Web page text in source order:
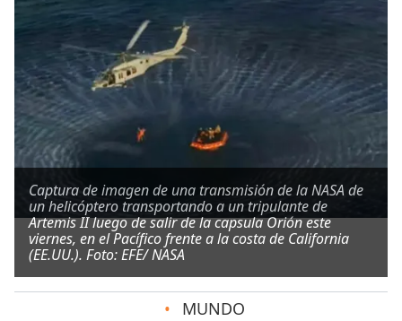
Captura de imagen de una transmisión de la NASA de
un helicóptero transportando a un tripulante de
Artemis II luego de salir de la capsula Orión este
viernes, en el Pacífico frente a la costa de California
(EE.UU.). Foto: EFE/ NASA
• MUNDO